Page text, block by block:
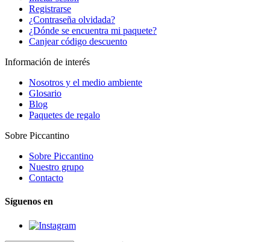
Registrarse
¿Contraseña olvidada?
¿Dónde se encuentra mi paquete?
Canjear código descuento
Información de interés
Nosotros y el medio ambiente
Glosario
Blog
Paquetes de regalo
Sobre Piccantino
Sobre Piccantino
Nuestro grupo
Contacto
Síguenos en